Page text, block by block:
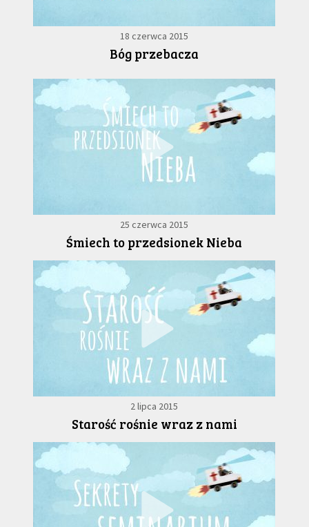
18 czerwca 2015
Bóg przebacza
25 czerwca 2015
Śmiech to przedsionek Nieba
2 lipca 2015
Starość rośnie wraz z nami